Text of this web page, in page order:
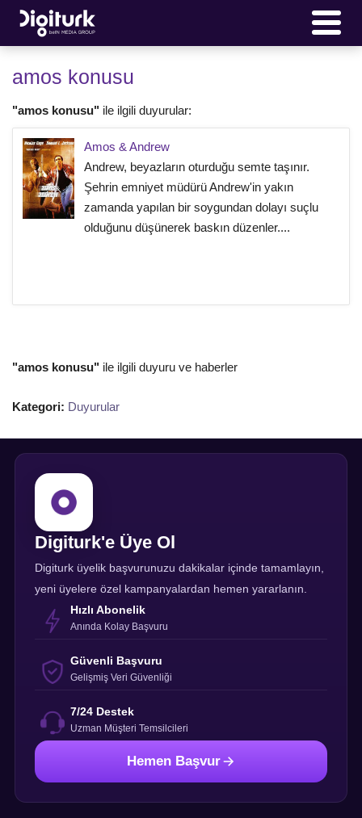
amos konusu
"amos konusu" ile ilgili duyurular:
Amos & Andrew
Andrew, beyazların oturduğu semte taşınır.
Şehrin emniyet müdürü Andrew'in yakın
zamanda yapılan bir soygundan dolayı suçlu
olduğunu düşünerek baskın düzenler....
"amos konusu" ile ilgili duyuru ve haberler
Kategori: Duyurular
Digiturk'e Üye Ol
Digiturk üyelik başvurunuzu dakikalar içinde tamamlayın,
yeni üyelere özel kampanyalardan hemen yararlanın.
Hızlı Abonelik
Anında Kolay Başvuru
Güvenli Başvuru
Gelişmiş Veri Güvenliği
7/24 Destek
Uzman Müşteri Temsilcileri
Hemen Başvur